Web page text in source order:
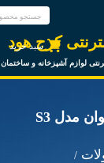
کرج هود
لوازم آشپزخانه و ساختمان
سبد خرید
سینک صنعتی اخوان مدل S3